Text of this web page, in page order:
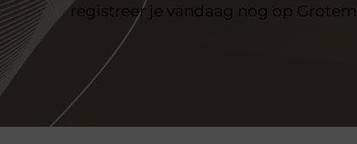
registreer je vandaag nog op